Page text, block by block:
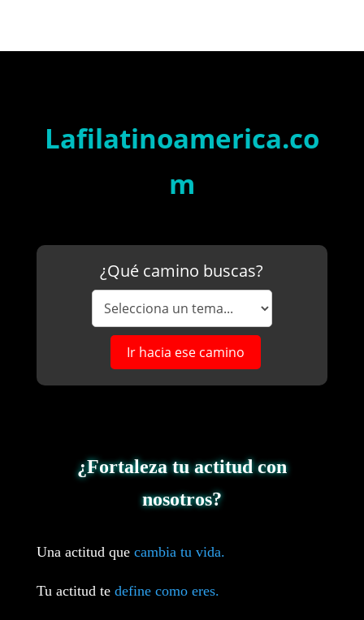
Lafilatinoamerica.co
m
¿Qué camino buscas?
Ir hacia ese camino
¿Fortaleza tu actitud con
nosotros?
Una actitud que cambia tu vida.
Tu actitud te define como eres.